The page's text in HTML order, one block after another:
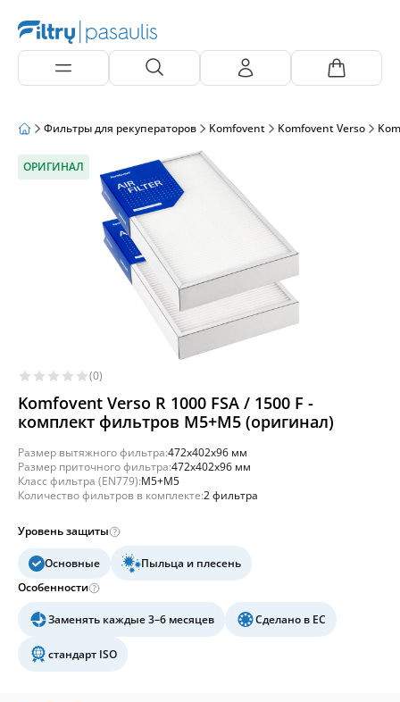
Фильтры для рекуператоров Komfovent Komfovent Verso
ОРИГИНАЛ
(0)
Komfovent Verso R 1000 FSA / 1500 F -
комплект фильтров M5+M5 (оригинал)
Размер вытяжного фильтра:472x402x96 мм
Размер приточного фильтра:472x402x96 мм
Класс фильтра (EN779):M5+M5
Количество фильтров в комплекте:2 фильтра
Уровень защиты
Основные
Пыльца и плесень
Особенности
Заменять каждые 3–6 месяцев Сделано в ЕС
стандарт ISO